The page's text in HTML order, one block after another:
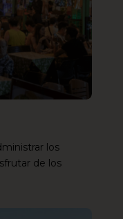
los
de los